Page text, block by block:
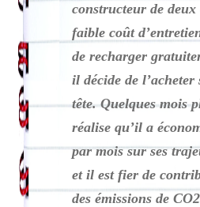
constructeur de
faible coût
de recharger
il décide de
tête. Quelques mois
réalise qu’il a
par mois sur ses
et il est fier de
des émissions de